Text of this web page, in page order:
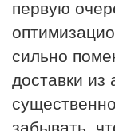
первую
сильно
доставки из
забывать,